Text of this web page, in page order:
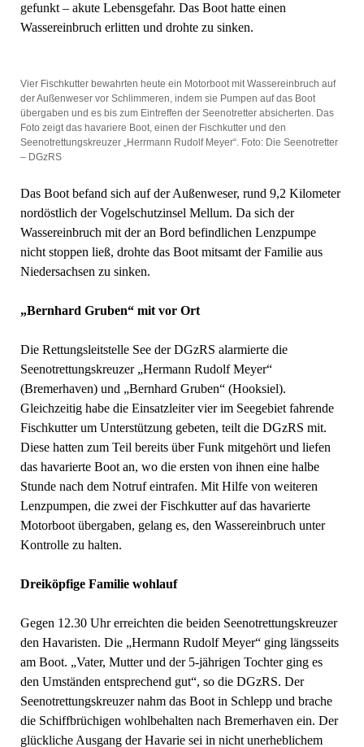
gefunkt – akute Lebensgefahr. Das Boot hatte einen
Wassereinbruch erlitten und drohte zu sinken.
Vier Fischkutter bewahrten heute ein Motorboot mit Wassereinbruch auf
der Außenweser vor Schlimmeren, indem sie Pumpen auf das Boot
übergaben und es bis zum Eintreffen der Seenotretter absicherten. Das
Foto zeigt das havariere Boot, einen der Fischkutter und den
Seenotrettungskreuzer „Herrmann Rudolf Meyer“. Foto: Die Seenotretter
– DGzRS
Das Boot befand sich auf der Außenweser, rund 9,2 Kilometer
nordöstlich der Vogelschutzinsel Mellum. Da sich der
Wassereinbruch mit der an Bord befindlichen Lenzpumpe
nicht stoppen ließ, drohte das Boot mitsamt der Familie aus
Niedersachsen zu sinken.
„Bernhard Gruben“ mit vor Ort
Die Rettungsleitstelle See der DGzRS alarmierte die
Seenotrettungskreuzer „Hermann Rudolf Meyer“
(Bremerhaven) und „Bernhard Gruben“ (Hooksiel).
Gleichzeitig habe die Einsatzleiter vier im Seegebiet fahrende
Fischkutter um Unterstützung gebeten, teilt die DGzRS mit.
Diese hatten zum Teil bereits über Funk mitgehört und liefen
das havarierte Boot an, wo die ersten von ihnen eine halbe
Stunde nach dem Notruf eintrafen. Mit Hilfe von weiteren
Lenzpumpen, die zwei der Fischkutter auf das havarierte
Motorboot übergaben, gelang es, den Wassereinbruch unter
Kontrolle zu halten.
Dreiköpfige Familie wohlauf
Gegen 12.30 Uhr erreichten die beiden Seenotrettungskreuzer
den Havaristen. Die „Hermann Rudolf Meyer“ ging längsseits
am Boot. „Vater, Mutter und der 5-jährigen Tochter ging es
den Umständen entsprechend gut“, so die DGzRS. Der
Seenotrettungskreuzer nahm das Boot in Schlepp und brache
die Schiffbrüchigen wohlbehalten nach Bremerhaven ein. Der
glückliche Ausgang der Havarie sei in nicht unerheblichem